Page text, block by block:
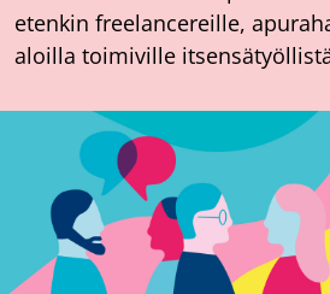
etenkin freelancereille,
aloilla toimiville